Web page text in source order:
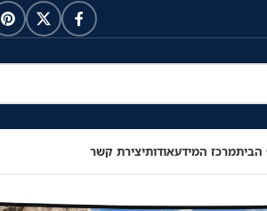
הביתמרכז המידעאודותיצירת קשר